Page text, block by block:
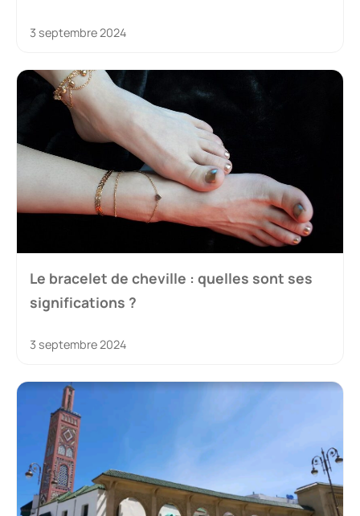
3 septembre 2024
Le bracelet de cheville : quelles sont ses
significations ?
3 septembre 2024